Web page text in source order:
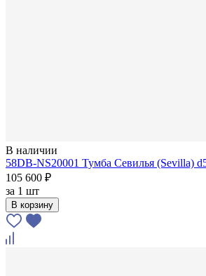
В наличии
58DB-NS20001 Тумба Севилья (Sevilla)
105 600 ₽
за 1 шт
В корзину